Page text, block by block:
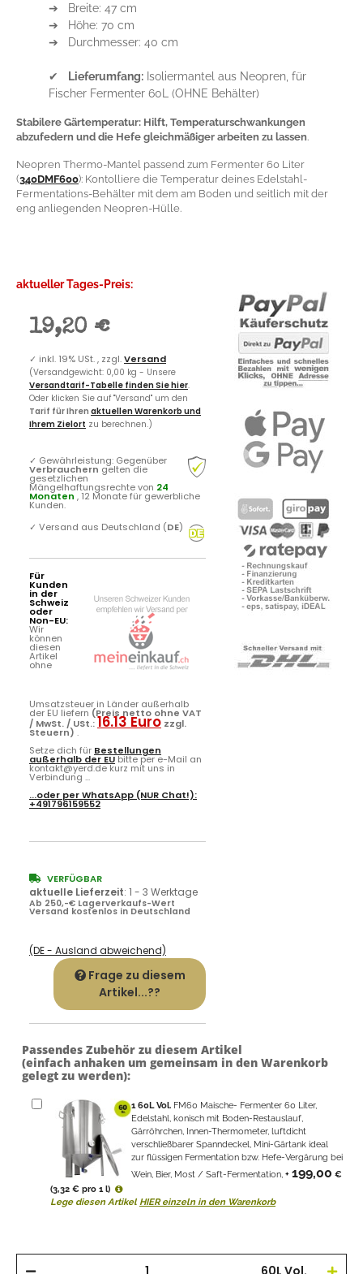
➔ Breite: 47 cm
➔ Höhe: 70 cm
➔ Durchmesser: 40 cm
✔ Lieferumfang: Isoliermantel aus Neopren, für
Fischer Fermenter 60L (OHNE Behälter)
Stabilere Gärtemperatur: Hilft, Temperaturschwankungen
abzufedern und die Hefe gleichmäßiger arbeiten zu lassen.
Neopren Thermo-Mantel passend zum Fermenter 60 Liter
(340DMF600): Kontolliere die Temperatur deines Edelstahl-
Fermentations-Behälter mit dem am Boden und seitlich mit der
eng anliegenden Neopren-Hülle.
aktueller Tages-Preis:
19,20 €
✓ inkl. 19% USt. , zzgl.Versand
(Versandgewicht: 0,00 kg - Unsere
Versandtarif-Tabelle finden Sie hier.
Oder klicken Sie auf "Versand" um den
Tarif für Ihren aktuellen Warenkorb und
Ihrem Zielort zu berechnen.)
✓ Gewährleistung: Gegenüber
Verbrauchern gelten die
gesetzlichen
Mängelhaftungsrechte von 24
Monaten , 12 Monate für gewerbliche
Kunden.
✓ Versand aus Deutschland (DE)
Für
Kunden
in der
Schweiz
oder
Non-EU:
Wir
können
diesen
Artikel
ohne
Umsatzsteuer in Länder außerhalb
der EU liefern (Preis netto ohne VAT
/ MwSt. / USt.:16.13 Euro zzgl.
Steuern) .
Setze dich für Bestellungen
außerhalb der EUbitte per e-Mail an
kontakt@yerd.de kurz mit uns in
Verbindung ...
...oder perWhatsApp (NUR Chat!):
+491796159552
VERFÜGBAR
aktuelle Lieferzeit: 1 - 3 Werktage
Ab 250,-€ Lagerverkaufs-Wert
Versand kostenlos in Deutschland
(DE - Ausland abweichend)
Frage zu diesem
Artikel...??
Passendes Zubehör zu diesem Artikel
(einfach anhaken um gemeinsam in den Warenkorb
gelegt zu werden):
1 60L Vol. FM60 Maische- Fermenter 60 Liter,
Edelstahl, konisch mit Boden-Restauslauf,
Gärröhrchen, Innen-Thermometer, luftdicht
verschließbarer Spanndeckel, Mini-Gärtank ideal
zur flüssigen Fermentation bzw. Hefe-Vergärung bei
Wein, Bier, Most / Saft-Fermentation, + 199,00 €
(3,32 € pro 1 l)
Lege diesen Artikel HIER einzeln in den Warenkorb
60L Vol.